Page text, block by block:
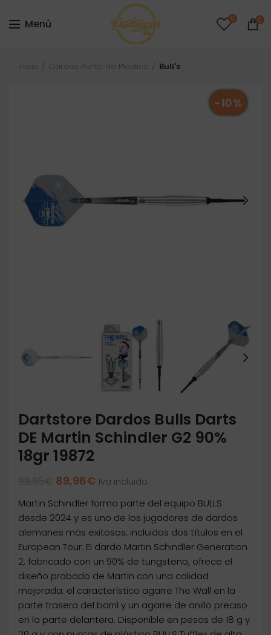
Menú 0 0
Inicio Dardos Punta de Plástico Bull's
-10%
Dartstore Dardos Bulls Darts
DE Martin Schindler G2 90%
18gr 19872
El
original
era:
99,95€.
89,96€ El
actual
es:
89,96€.
Iva incluido
Martin Schindler forma parte del equipo BULLS
desde 2024 y es uno de los jugadores de dardos
alemanes más exitosos, incluidos dos títulos en el
European Tour. El dardo Martin Schindler Generation
2, fabricado con un 90% de tungsteno, ofrece el
diseño probado de Martin con una calidad
mejorada: el característico agarre The Wall en la
parte trasera del barril y un agarre de anillo preciso
en la parte delantera. Disponible en pesos de 18 g y